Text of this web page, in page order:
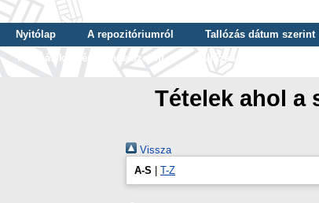
Nyitólap A repozitóriumról Tallózás dátum szerint
Tallózás képzés szintje szerint
Tallózás kulcsszó szerint
Tételek ahol a
Vissza
A-S
T-Z